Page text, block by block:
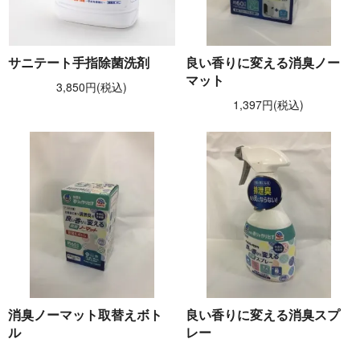
サニテート手指除菌洗剤
3,850円(税込)
良い香りに変える消臭ノー
マット
1,397円(税込)
消臭ノーマット取替えボト
ル
良い香りに変える消臭スプ
レー